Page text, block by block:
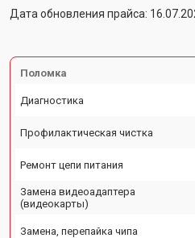
Дата обновления прайса:
Поломка
Диагностика
Профилактическая чистка
Ремонт цепи питания
Замена видеоадаптера
(видеокарты)
Замена, перепайка чипа